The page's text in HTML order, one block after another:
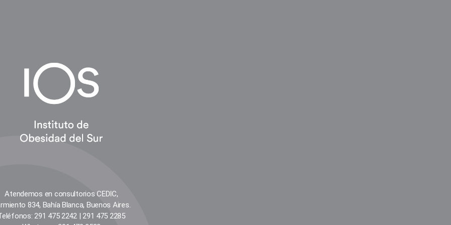
Atendemos en consultorios CEDIC,
834, Bahía Blanca, Buenos Aires.
291 475 2242 | 291 475 2285